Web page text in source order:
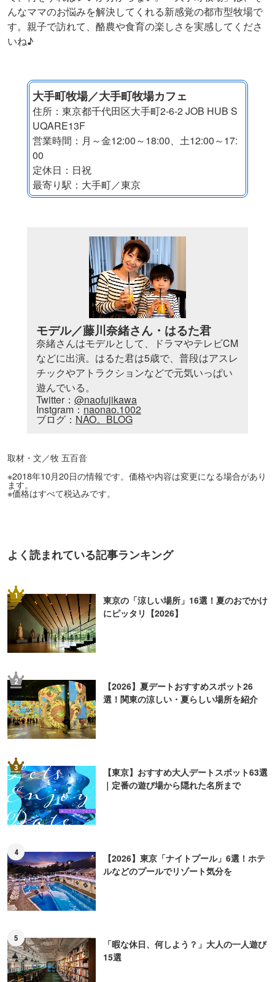
んなママのお悩みを解決してくれる新感覚の都市型牧場で
す。親子で訪れて、酪農や食育の楽しさを実感してくださ
いね♪
大手町牧場／大手町牧場カフェ
住所：東京都千代田区大手町2-6-2 JOB HUB S
UQARE13F
営業時間：月～金12:00～18:00、土12:00～17:
00
定休日：日祝
最寄り駅：大手町／東京
モデル／藤川奈緒さん・はるた君
奈緒さんはモデルとして、ドラマやテレビCM
などに出演。はるた君は5歳で、普段はアスレ
チックやアトラクションなどで元気いっぱい
遊んでいる。
Twitter： @naofujikawa
Instgram：naonao.1002
ブログ： NAO。BLOG
取材・文／牧 五百音
※2018年10月20日の情報です。価格や内容は変更になる場合があり
ます。
※価格はすべて税込みです。
よく読まれている記事ランキング
1
東京の「涼しい場所」16選！夏のおでかけ
にピッタリ【2026】
2
【2026】夏デートおすすめスポット26
選！関東の涼しい・夏らしい場所を紹介
3
【東京】おすすめ大人デートスポット63選
｜定番の遊び場から隠れた名所まで
4
【2026】東京「ナイトプール」6選！ホテ
ルなどのプールでリゾート気分を
5
「暇な休日、何しよう？」大人の一人遊び
15選